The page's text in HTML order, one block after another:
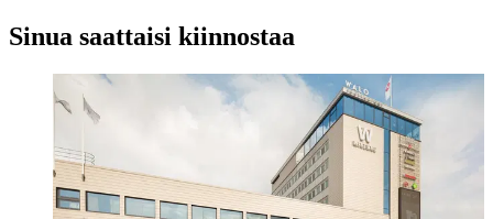
Sinua saattaisi kiinnostaa